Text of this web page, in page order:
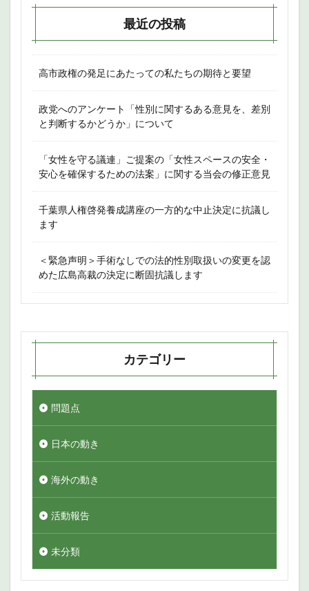
最近の投稿
高市政権の発足にあたっての私たちの期待と要望
政党へのアンケート「性別に関するある意見を、差別
と判断するかどうか」について
「女性を守る議連」ご提案の「女性スペースの安全・
安心を確保するための法案」に関する当会の修正意見
千葉県人権啓発養成講座の一方的な中止決定に抗議し
ます
＜緊急声明＞手術なしでの法的性別取扱いの変更を認
めた広島高裁の決定に断固抗議します
カテゴリー
問題点
日本の動き
海外の動き
活動報告
未分類